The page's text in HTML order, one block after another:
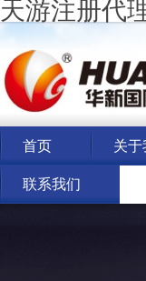
天游注册代
首页 关于
联系我们